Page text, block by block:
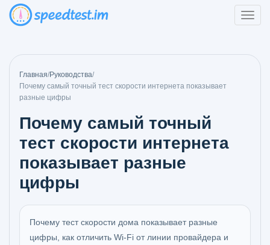
Главная/Руководства/
Почему самый точный тест скорости интернета показывает
разные цифры
Почему самый точный
тест скорости интернета
показывает разные
цифры
Почему тест скорости дома показывает разные
цифры, как отличить Wi‑Fi от линии провайдера и